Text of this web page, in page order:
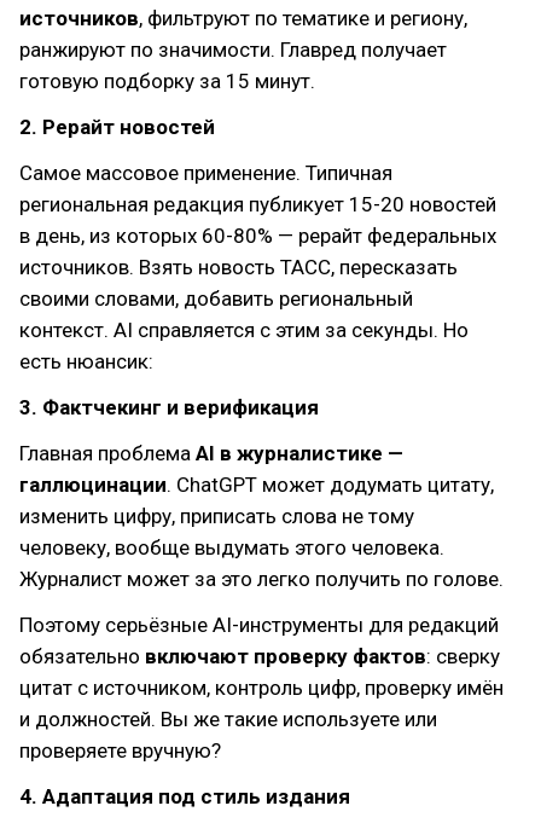
источников, фильтруют по тематике и региону,
ранжируют по значимости. Главред получает
готовую подборку за 15 минут.
2. Рерайт новостей
Самое массовое применение. Типичная
региональная редакция публикует 15-20 новостей
в день, из которых 60-80% — рерайт федеральных
источников. Взять новость ТАСС, пересказать
своими словами, добавить региональный
контекст. AI справляется с этим за секунды. Но
есть нюансик:
3. Фактчекинг и верификация
Главная проблема AI в журналистике —
галлюцинации. ChatGPT может додумать цитату,
изменить цифру, приписать слова не тому
человеку, вообще выдумать этого человека.
Журналист может за это легко получить по голове.
Поэтому серьёзные AI-инструменты для редакций
обязательно включают проверку фактов: сверку
цитат с источником, контроль цифр, проверку имён
и должностей. Вы же такие используете или
проверяете вручную?
4. Адаптация под стиль издания